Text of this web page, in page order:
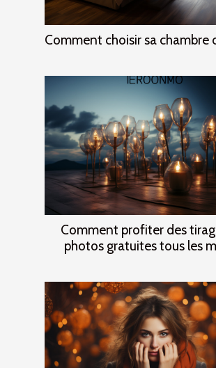
Comment choisir sa chambre
Comment profiter des
photos gratuites tous les